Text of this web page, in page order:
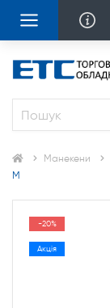
Манекени
М
-20%
Акція